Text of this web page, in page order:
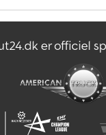
er officiel